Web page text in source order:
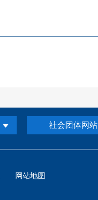
社会团体网站
网站地图